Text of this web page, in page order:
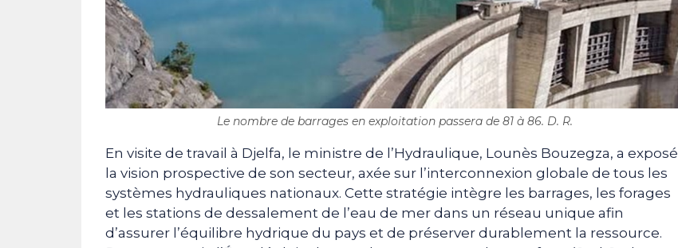
Le nombre de barrages en exploitation passera de 81 à 86. D. R.
En visite de travail à Djelfa, le ministre de l’Hydraulique, Lounès Bouzegza, a exposé
la vision prospective de son secteur, axée sur l’interconnexion globale de tous les
systèmes hydrauliques nationaux. Cette stratégie intègre les barrages, les forages
et les stations de dessalement de l’eau de mer dans un réseau unique afin
d’assurer l’équilibre hydrique du pays et de préserver durablement la ressource.